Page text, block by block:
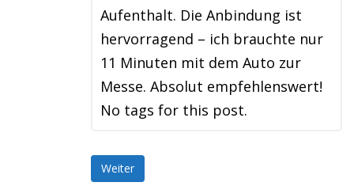
Aufenthalt. Die Anbindung ist
hervorragend – ich brauchte nur
11 Minuten mit dem Auto zur
Messe. Absolut empfehlenswert!
No tags for this post.
Weiter